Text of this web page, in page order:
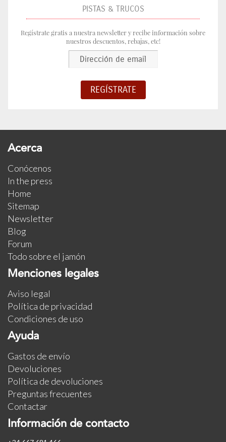
PISTAS & TRUCOS
Regístrate gratis a nuestra newsletter y recibe información sobre
nuestros descuentos, rebajas, etc!
Acerca
Conócenos
In the press
Home
Sitemap
Newsletter
Blog
Forum
Todo sobre el jamón
Menciones legales
Aviso legal
Política de privacidad
Condiciones de uso
Ayuda
Gastos de envío
Devoluciones
Política de devoluciones
Preguntas frecuentes
Contactar
Información de contacto